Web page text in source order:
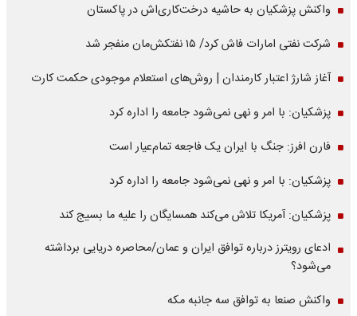
واکنش پزشکیان به حاشیه درخت‌کاری‌اش در پاکستان
شرکت نفتی امارات فاش کرد/ ۱۵ نفتکش‌مان منفجر شد
آغاز شارژ اعتبار کارمندان | روش‌های استعلام موجودی حکمت کارت
پزشکیان: با امر و نهی نمی‌شود جامعه را اداره کرد
فارن افرز: جنگ با ایران یک فاجعه تمام‌عیار است
پزشکیان: با امر و نهی نمی‌شود جامعه را اداره کرد
پزشکیان: آمریکا تلاش می‌کند همسایگان را علیه ما بسیج کند
ادعای رویترز درباره توافق ایران و عمان/محاصره دریایی برداشته
می‌شود؟
واکنش صنعا به توافق سه جانبه مکه